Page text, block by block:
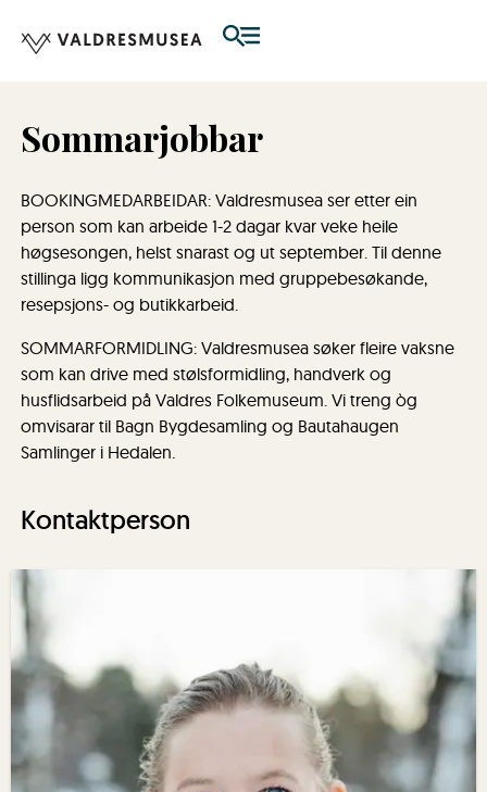
Sommarjobbar
BOOKINGMEDARBEIDAR: Valdresmusea ser etter ein
person som kan arbeide 1-2 dagar kvar veke heile
høgsesongen, helst snarast og ut september. Til denne
stillinga ligg kommunikasjon med gruppebesøkande,
resepsjons- og butikkarbeid.
SOMMARFORMIDLING: Valdresmusea søker fleire vaksne
som kan drive med stølsformidling, handverk og
husflidsarbeid på Valdres Folkemuseum. Vi treng òg
omvisarar til Bagn Bygdesamling og Bautahaugen
Samlinger i Hedalen.
Kontaktperson